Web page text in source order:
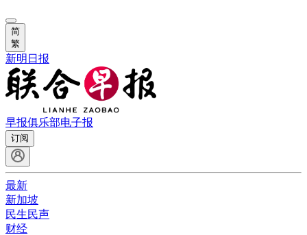
简
繁
新明日报
早报俱乐部电子报
订阅
最新
新加坡
民生民声
财经